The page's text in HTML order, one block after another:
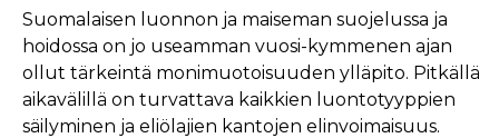
Suomalaisen luonnon ja maiseman suojelussa ja
hoidossa on jo useamman vuosi-kymmenen ajan
ollut tärkeintä monimuotoisuuden ylläpito. Pitkällä
aikavälillä on turvattava kaikkien luontotyyppien
säilyminen ja eliölajien kantojen elinvoimaisuus.